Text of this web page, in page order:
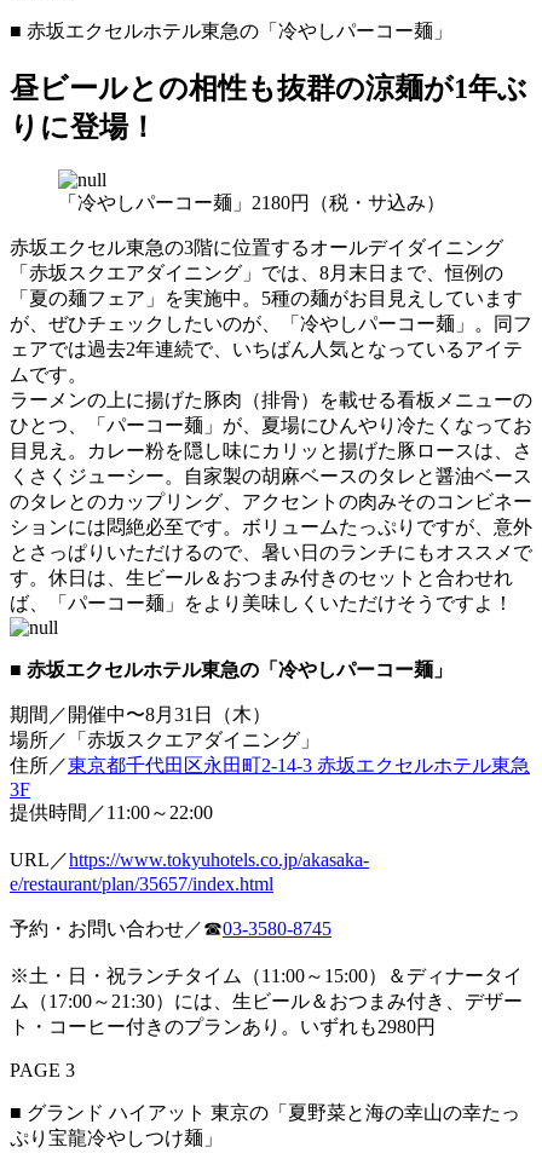
■ 赤坂エクセルホテル東急の「冷やしパーコー麺」
昼ビールとの相性も抜群の涼麺が1年ぶ
りに登場！
「冷やしパーコー麺」2180円（税・サ込み）
赤坂エクセル東急の3階に位置するオールデイダイニング
「赤坂スクエアダイニング」では、8月末日まで、恒例の
「夏の麺フェア」を実施中。5種の麺がお目見えしています
が、ぜひチェックしたいのが、「冷やしパーコー麺」。同フ
ェアでは過去2年連続で、いちばん人気となっているアイテ
ムです。
ラーメンの上に揚げた豚肉（排骨）を載せる看板メニューの
ひとつ、「パーコー麺」が、夏場にひんやり冷たくなってお
目見え。カレー粉を隠し味にカリッと揚げた豚ロースは、さ
くさくジューシー。自家製の胡麻ベースのタレと醤油ベース
のタレとのカップリング、アクセントの肉みそのコンビネー
ションには悶絶必至です。ボリュームたっぷりですが、意外
とさっぱりいただけるので、暑い日のランチにもオススメで
す。休日は、生ビール＆おつまみ付きのセットと合わせれ
ば、「パーコー麺」をより美味しくいただけそうですよ！
■ 赤坂エクセルホテル東急の「冷やしパーコー麺」
期間／開催中〜8月31日（木）
場所／「赤坂スクエアダイニング」
住所／東京都千代田区永田町2-14-3 赤坂エクセルホテル東急
3F
提供時間／11:00～22:00
URL／https://www.tokyuhotels.co.jp/akasaka-
e/restaurant/plan/35657/index.html
予約・お問い合わせ／☎03-3580-8745
※土・日・祝ランチタイム（11:00～15:00）＆ディナータイ
ム（17:00～21:30）には、生ビール＆おつまみ付き、デザー
ト・コーヒー付きのプランあり。いずれも2980円
PAGE 3
■ グランド ハイアット 東京の「夏野菜と海の幸山の幸たっ
ぷり宝龍冷やしつけ麺」